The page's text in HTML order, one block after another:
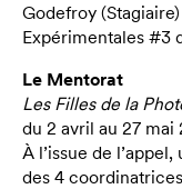
Godefroy
Expérimentales #3
Le Mentorat
Les Filles de la
du 2 avril au 27 mai
À l’issue de
des 4